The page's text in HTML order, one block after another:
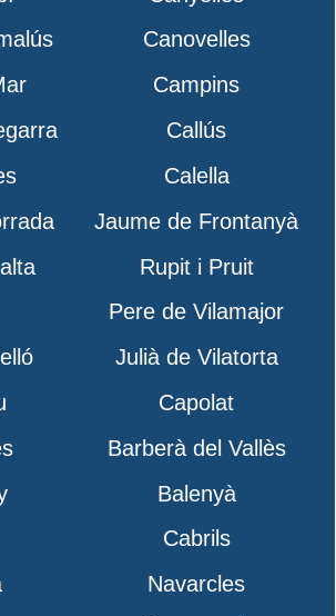
Canovelles
Campins
Callús
Calella
Jaume de Frontanyà
Rupit i Pruit
Pere de Vilamajor
Julià de Vilatorta
Capolat
Barberà del Vallès
Balenyà
Cabrils
Navarcles